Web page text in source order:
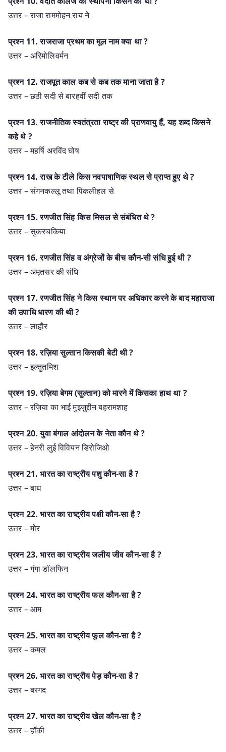
उत्तर – राजा राममोहन राय ने
प्रश्‍न 11. राजराजा प्रथम का मूल नाम क्या था ?
उत्तर – अरिमोलिवर्मन
प्रश्‍न 12. राजपूत काल कब से कब तक माना जाता है ?
उत्तर – छठी सदी से बारहवीं सदी तक
प्रश्‍न 13. राजनीतिक स्वतंत्रता राष्ट्र की प्राणवायु हैं, यह शब्द किसने
कहे थे ?
उत्तर – महर्षि अरविंद घोष
प्रश्‍न 14. राख के टीले किस नवपाषाणिक स्थल से प्राप्त हुए थे ?
उत्तर – संगनकल्लू तथा पिकलीहल से
प्रश्‍न 15. रणजीत सिंह किस मिसल से संबंधित थे ?
उत्तर – सुकरचकिया
प्रश्‍न 16. रणजीत सिंह व अंग्रेजों के बीच कौन-सी संधि हुई थी ?
उत्तर – अमृतसर की संधि
प्रश्‍न 17. रणजीत सिंह ने किस स्थान पर अधिकार करने के बाद महाराजा
की उपाधि धारण की थी ?
उत्तर – लाहौर
प्रश्‍न 18. रज़िया सुल्तान किसकी बेटी थी ?
उत्तर – इल्तुतमिश
प्रश्‍न 19. रज़िया बेगम (सुल्तान) को मारने में किसका हाथ था ?
उत्तर – रज़िया का भाई मुइज़ुद्दीन बहरामशाह
प्रश्‍न 20. युवा बंगाल आंदोलन के नेता कौन थे ?
उत्तर – हेनरी लुई विवियन डिरोजिओ
प्रश्‍न 21. भारत का राष्ट्रीय पशु कौन-सा है ?
उत्तर – बाघ
प्रश्‍न 22. भारत का राष्ट्रीय पक्षी कौन-सा है ?
उत्तर – मोर
प्रश्‍न 23. भारत का राष्ट्रीय जलीय जीव कौन-सा है ?
उत्तर – गंगा डॉलफिन
प्रश्‍न 24. भारत का राष्ट्रीय फल कौन-सा है ?
उत्तर – आम
प्रश्‍न 25. भारत का राष्ट्रीय फूल कौन-सा है ?
उत्तर – कमल
प्रश्‍न 26. भारत का राष्ट्रीय पेड़ कौन-सा है ?
उत्तर – बरगद
प्रश्‍न 27. भारत का राष्ट्रीय खेल कौन-सा है ?
उत्तर – हॉकी